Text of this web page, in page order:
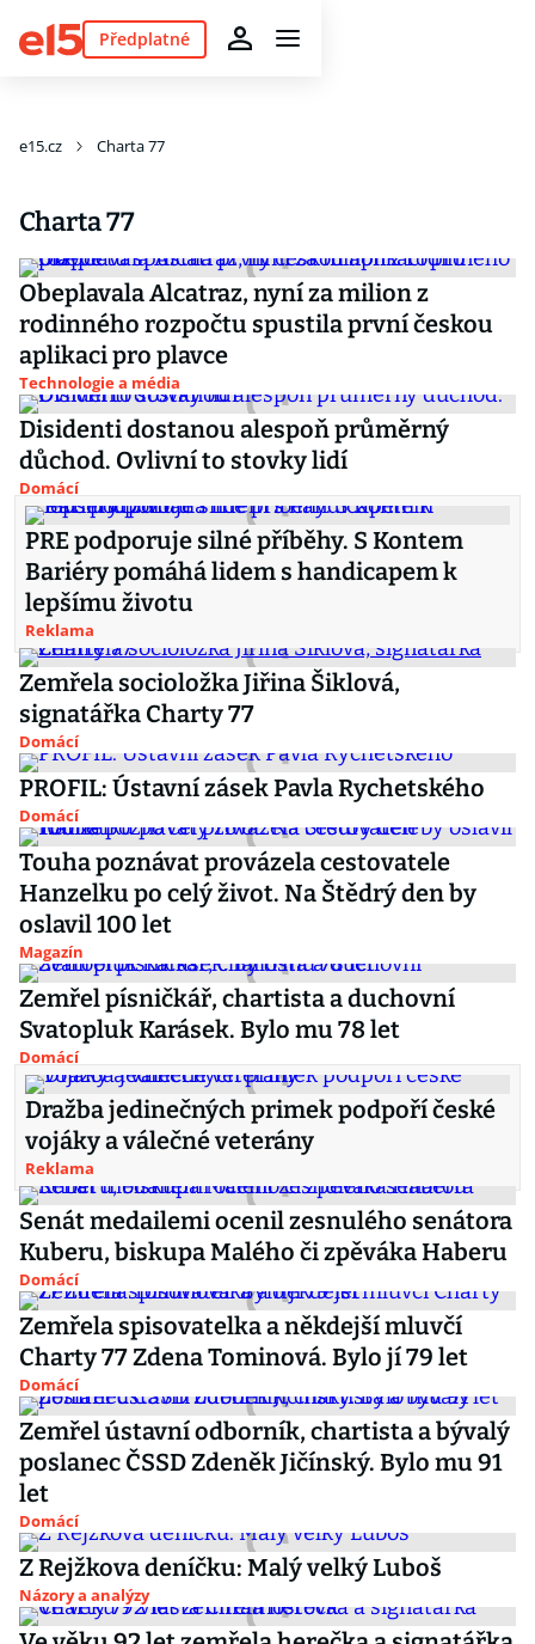
Předplatné
e15.cz Charta 77
Charta 77
Obeplavala Alcatraz, nyní za milion z
rodinného rozpočtu spustila první českou
aplikaci pro plavce
Technologie a média
Disidenti dostanou alespoň průměrný
důchod. Ovlivní to stovky lidí
Domácí
PRE podporuje silné příběhy. S Kontem
Bariéry pomáhá lidem s handicapem k
lepšímu životu
Reklama
Zemřela socioložka Jiřina Šiklová,
signatářka Charty 77
Domácí
PROFIL: Ústavní zásek Pavla Rychetského
Domácí
Touha poznávat provázela cestovatele
Hanzelku po celý život. Na Štědrý den by
oslavil 100 let
Magazín
Zemřel písničkář, chartista a duchovní
Svatopluk Karásek. Bylo mu 78 let
Domácí
Dražba jedinečných primek podpoří české
vojáky a válečné veterány
Reklama
Senát medailemi ocenil zesnulého senátora
Kuberu, biskupa Malého či zpěváka Haberu
Domácí
Zemřela spisovatelka a někdejší mluvčí
Charty 77 Zdena Tominová. Bylo jí 79 let
Domácí
Zemřel ústavní odborník, chartista a bývalý
poslanec ČSSD Zdeněk Jičínský. Bylo mu 91
let
Domácí
Z Rejžkova deníčku: Malý velký Luboš
Názory a analýzy